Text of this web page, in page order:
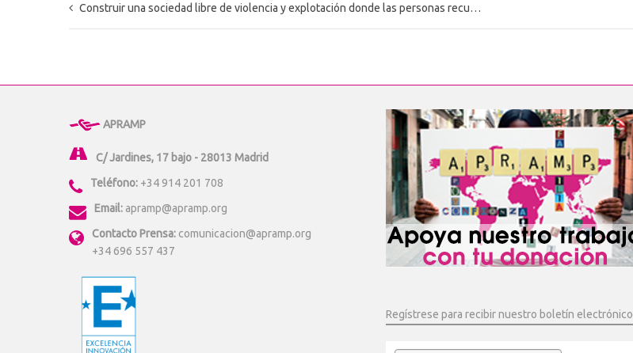
Construir una sociedad libre de violencia y explotación donde las personas recuperen la libertad y la dignidad
APRAMP
C/ Jardines, 17 bajo - 28013 Madrid
Teléfono: +34 914 201 708
Email: apramp@apramp.org
Contacto Prensa: comunicacion@apramp.org
+34 696 557 437
Regístrese para recibir nuestro boletín electrónico